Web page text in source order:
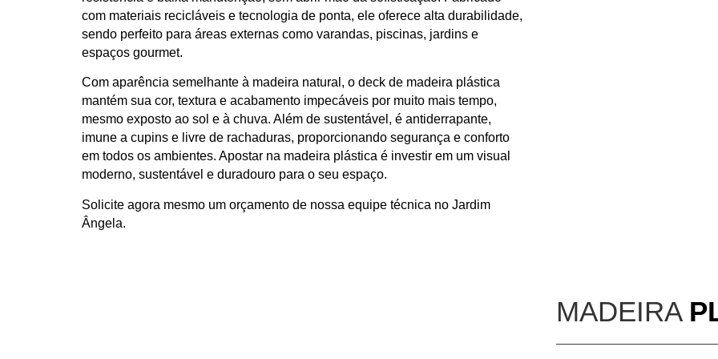
com materiais recicláveis e tecnologia de ponta, ele oferece alta durabilidade,
sendo perfeito para áreas externas como varandas, piscinas, jardins e
espaços gourmet.
Com aparência semelhante à madeira natural, o deck de madeira plástica
mantém sua cor, textura e acabamento impecáveis por muito mais tempo,
mesmo exposto ao sol e à chuva. Além de sustentável, é antiderrapante,
imune a cupins e livre de rachaduras, proporcionando segurança e conforto
em todos os ambientes. Apostar na madeira plástica é investir em um visual
moderno, sustentável e duradouro para o seu espaço.
Solicite agora mesmo um orçamento de nossa equipe técnica no Jardim
Ângela.
MADEIRA